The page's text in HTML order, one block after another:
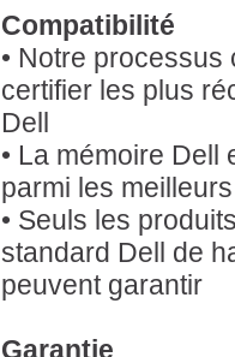
Compatibilité
• Notre
certifier les plus
Dell
• La mémoire
parmi les
• Seuls les
standard Dell de
peuvent garantir
Garantie